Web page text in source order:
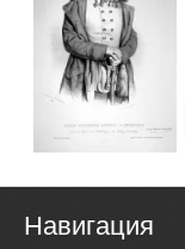
Навигация